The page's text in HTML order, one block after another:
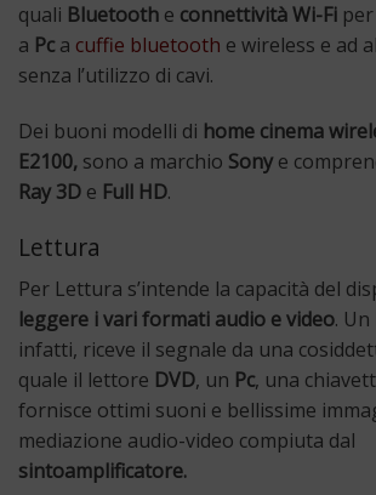
quali Bluetooth e connettività Wi-Fi
a Pca cuffie bluetooth e wireless e ad
senza l’utilizzo di cavi.
Dei buoni modelli di home cinema
E2100, sono a marchio Sony e
Ray 3D e Full HD.
Lettura
Per Lettura s’intende la capacità del
leggere i vari formati audio e video.
infatti, riceve il segnale da una
quale il lettore DVD, un Pc, una
fornisce ottimi suoni e bellissime
mediazione audio-video compiuta dal
sintoamplificatore.